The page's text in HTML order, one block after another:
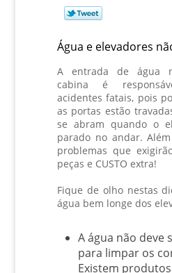
Água e elevadores
A entrada de água
cabina é
acidentes fatais, pois
as portas estão
se abram quando o
parado no andar.
problemas que
peças e CUSTO extra!
Fique de olho nestas
água bem longe dos
A água não deve
para limpar os
Existem